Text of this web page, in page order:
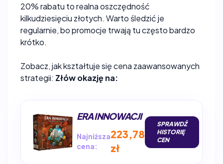
20% rabatu to realna oszczędność
kilkudziesięciu złotych. Warto śledzić je
regularnie, bo promocje trwają tu często bardzo
krótko.
Zobacz, jak kształtuje się cena zaawansowanych
strategii: Złów okazję na:
ERA INNOWACJI
Najniższa
cena:
223,78
zł
SPRAWDŹ
HISTORIĘ
CEN